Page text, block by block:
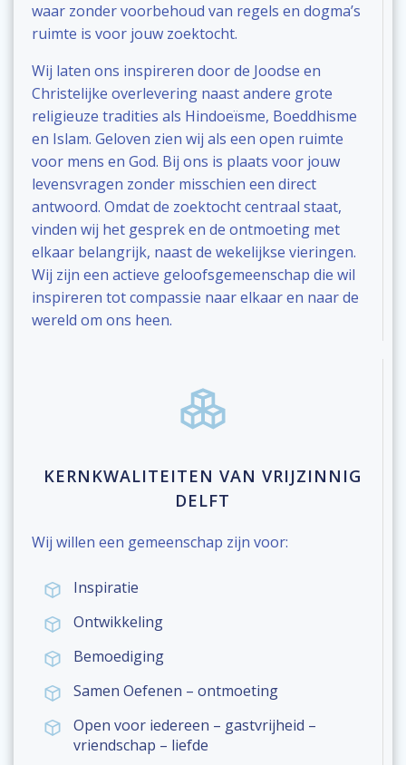
waar zonder voorbehoud van regels en dogma’s
ruimte is voor jouw zoektocht.
Wij laten ons inspireren door de Joodse en
Christelijke overlevering naast andere grote
religieuze tradities als Hindoeïsme, Boeddhisme
en Islam. Geloven zien wij als een open ruimte
voor mens en God. Bij ons is plaats voor jouw
levensvragen zonder misschien een direct
antwoord. Omdat de zoektocht centraal staat,
vinden wij het gesprek en de ontmoeting met
elkaar belangrijk, naast de wekelijkse vieringen.
Wij zijn een actieve geloofsgemeenschap die wil
inspireren tot compassie naar elkaar en naar de
wereld om ons heen.
KERNKWALITEITEN VAN VRIJZINNIG
DELFT
Wij willen een gemeenschap zijn voor:
Inspiratie
Ontwikkeling
Bemoediging
Samen Oefenen – ontmoeting
Open voor iedereen – gastvrijheid –
vriendschap – liefde